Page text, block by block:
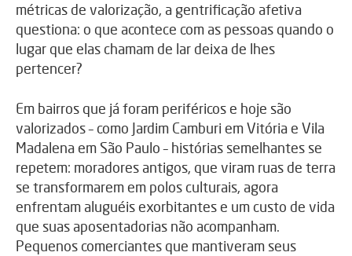
métricas de valorização, a gentrificação afetiva
questiona: o que acontece com as pessoas quando o
lugar que elas chamam de lar deixa de lhes
pertencer?
Em bairros que já foram periféricos e hoje são
valorizados – como Jardim Camburi em Vitória e Vila
Madalena em São Paulo – histórias semelhantes se
repetem: moradores antigos, que viram ruas de terra
se transformarem em polos culturais, agora
enfrentam aluguéis exorbitantes e um custo de vida
que suas aposentadorias não acompanham.
Pequenos comerciantes que mantiveram seus